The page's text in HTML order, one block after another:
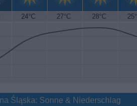
24°C 27°C 28°C
Śląska: Sonne & Niederschlag